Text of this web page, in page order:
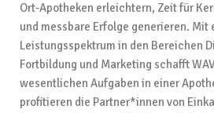
Ort-Apotheken erleichtern, Zeit für
und messbare Erfolge generieren.
Leistungsspektrum in den Bereichen
Fortbildung und Marketing schafft
wesentlichen Aufgaben in einer
profitieren die Partner*innen von